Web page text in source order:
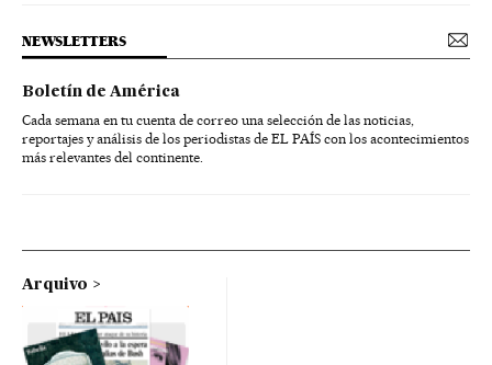
NEWSLETTERS
Boletín de América
Cada semana en tu cuenta de correo una selección de las noticias,
reportajes y análisis de los periodistas de EL PAÍS con los acontecimientos
más relevantes del continente.
Arquivo